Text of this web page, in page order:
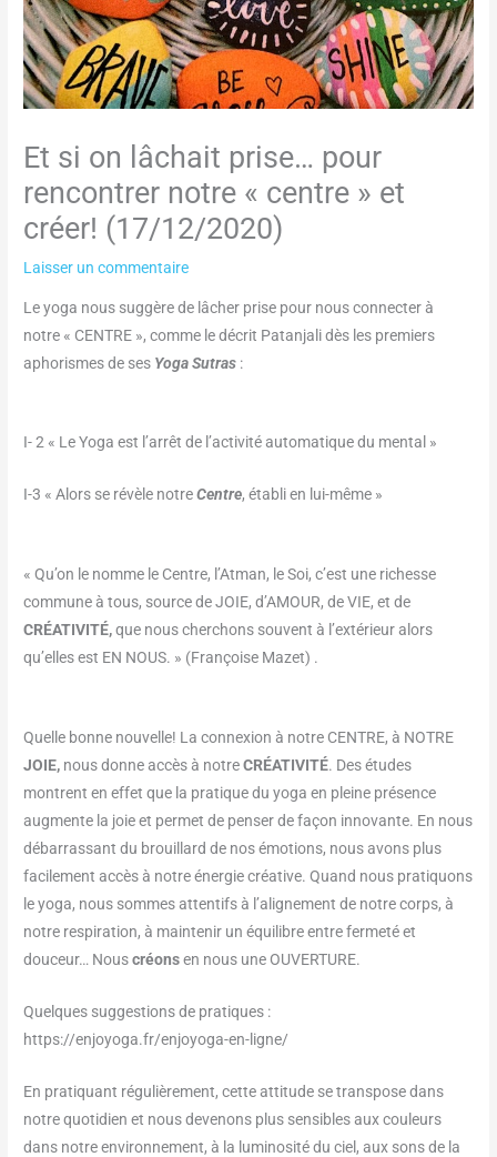
Et si on lâchait prise… pour
rencontrer notre « centre » et
créer! (17/12/2020)
Laisser un commentaire
Le yoga nous suggère de lâcher prise pour nous connecter à
notre « CENTRE », comme le décrit Patanjali dès les premiers
aphorismes de ses Yoga Sutras :
I- 2 « Le Yoga est l’arrêt de l’activité automatique du mental »
I-3 « Alors se révèle notreCentre, établi en lui-même »
« Qu’on le nomme le Centre, l’Atman, le Soi, c’est une richesse
commune à tous, source de JOIE, d’AMOUR, de VIE, et de
CRÉATIVITÉ,que nous cherchons souvent à l’extérieur alors
qu’elles est EN NOUS. » (Françoise Mazet) .
Quelle bonne nouvelle! La connexion à notre CENTRE, à NOTRE
JOIE, nous donne accès à notreCRÉATIVITÉ. Des études
montrent en effet que la pratique du yoga en pleine présence
augmente la joie et permet de penser de façon innovante. En nous
débarrassant du brouillard de nos émotions, nous avons plus
facilement accès à notre énergie créative. Quand nous pratiquons
le yoga, nous sommes attentifs à l’alignement de notre corps, à
notre respiration, à maintenir un équilibre entre fermeté et
douceur… Nouscréonsen nous une OUVERTURE.
Quelques suggestions de pratiques :
https://enjoyoga.fr/enjoyoga-en-ligne/
En pratiquant régulièrement, cette attitude se transpose dans
notre quotidien et nous devenons plus sensibles aux couleurs
dans notre environnement, à la luminosité du ciel, aux sons de la